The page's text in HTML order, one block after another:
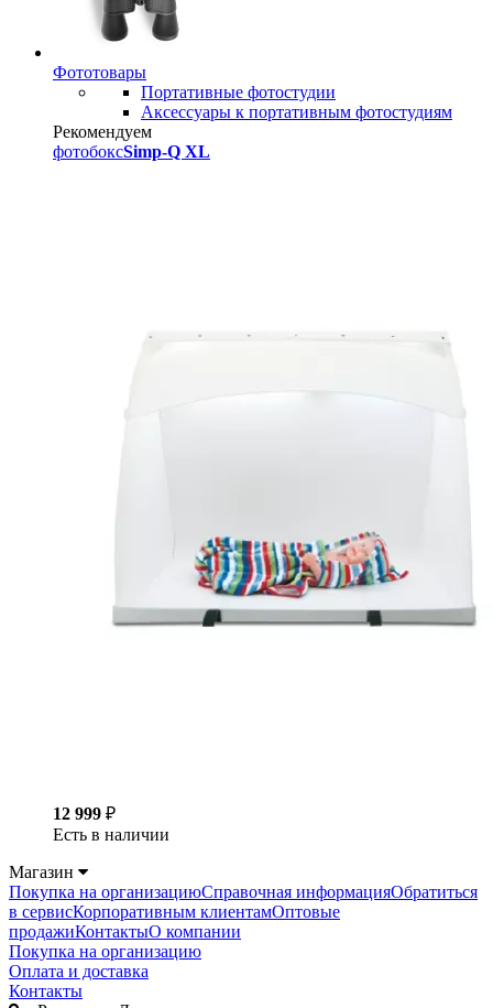
Фототовары
Портативные фотостудии
Аксессуары к портативным фотостудиям
Рекомендуем
фотобоксSimp-Q XL
12 999 ₽
Есть в наличии
Магазин
Покупка на организациюСправочная информацияОбратиться
в сервисКорпоративным клиентамОптовые
продажиКонтактыО компании
Покупка на организацию
Оплата и доставка
Контакты